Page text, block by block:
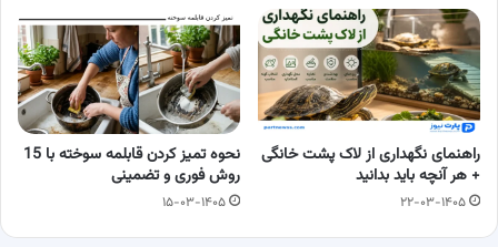
راهنمای نگهداری از لاک پشت خانگی
+ هر آنچه باید بدانید
۲۲-۰۳-۱۴۰۵
نحوه تمیز کردن قابلمه سوخته با 15
روش فوری و تضمینی
۱۵-۰۳-۱۴۰۵